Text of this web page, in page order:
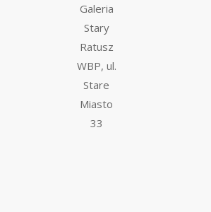
Galeria
Stary
Ratusz
WBP, ul.
Stare
Miasto
33